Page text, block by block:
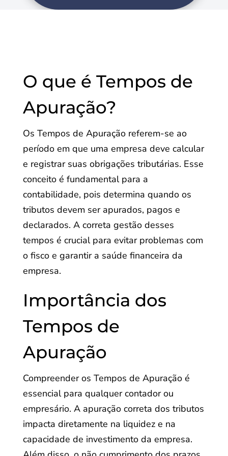
O que é Tempos de
Apuração?
Os Tempos de Apuração referem-se ao
período em que uma empresa deve calcular
e registrar suas obrigações tributárias. Esse
conceito é fundamental para a
contabilidade, pois determina quando os
tributos devem ser apurados, pagos e
declarados. A correta gestão desses
tempos é crucial para evitar problemas com
o fisco e garantir a saúde financeira da
empresa.
Importância dos
Tempos de
Apuração
Compreender os Tempos de Apuração é
essencial para qualquer contador ou
empresário. A apuração correta dos tributos
impacta diretamente na liquidez e na
capacidade de investimento da empresa.